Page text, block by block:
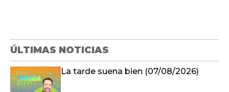
ÚLTIMAS NOTICIAS
La tarde suena bien (07/08/2026)